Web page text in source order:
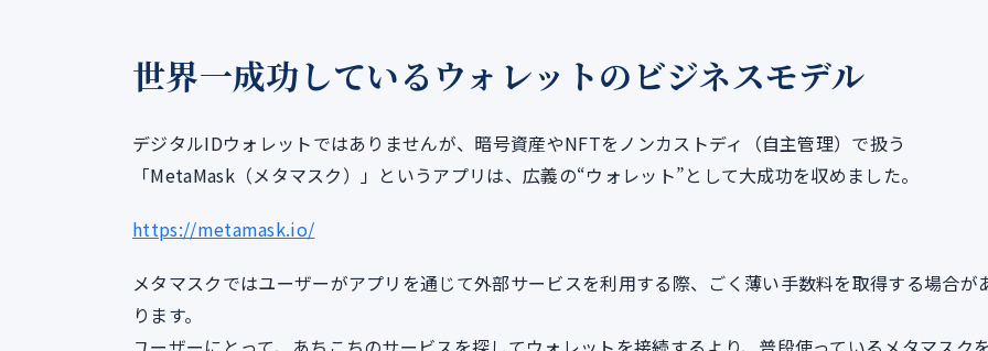
世界一成功しているウォレットのビジネスモデル
デジタルIDウォレットではありませんが、暗号資産やNFTをノンカストディ（自主管理）で扱う
「MetaMask（メタマスク）」というアプリは、広義の“ウォレット”として大成功を収めました。
https://metamask.io/
メタマスクではユーザーがアプリを通じて外部サービスを利用する際、ごく薄い手数料を取得する場合が
ります。